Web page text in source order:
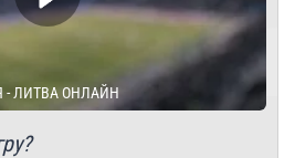
- ЛИТВА ОНЛАЙН